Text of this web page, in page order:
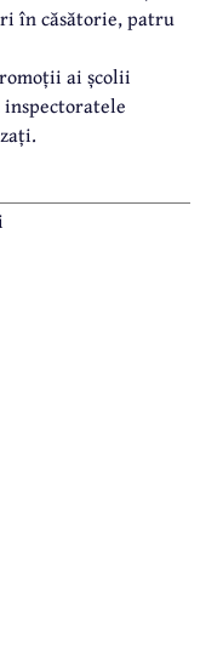
în căsătorie, patru
ai școlii